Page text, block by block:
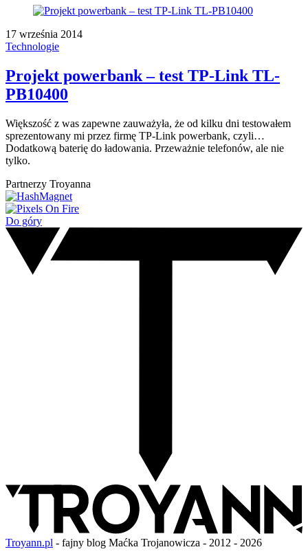
17 września 2014
Technologie
Projekt powerbank – test TP-Link TL-
PB10400
Większość z was zapewne zauważyła, że od kilku dni testowałem
sprezentowany mi przez firmę TP-Link powerbank, czyli…
Dodatkową baterię do ładowania. Przeważnie telefonów, ale nie
tylko.
Partnerzy Troyanna
Do góry
Troyann.pl - fajny blog Maćka Trojanowicza - 2012 - 2026